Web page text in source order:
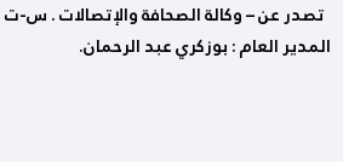
المدير العام : بوزكري عبد الرحمان.